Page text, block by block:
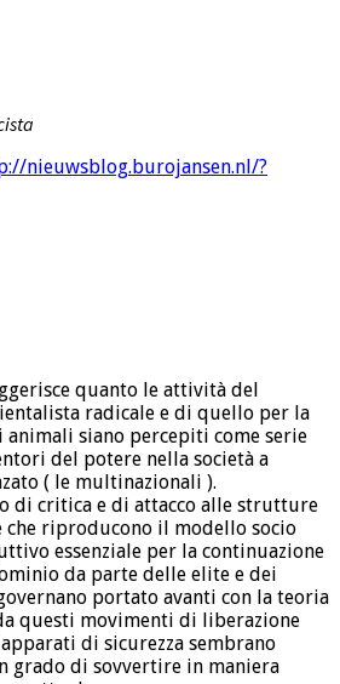
nieuwsblog.burojansen.nl/?
quanto le attività del
radicale e di quello per la
animali siano percepiti come serie
del potere nella società a
( le multinazionali ).
di critica e di attacco alle strutture
che riproducono il modello socio
essenziale per la continuazione
da parte delle elite e dei
portato avanti con la teoria
questi movimenti di liberazione
di sicurezza sembrano
grado di sovvertire in maniera